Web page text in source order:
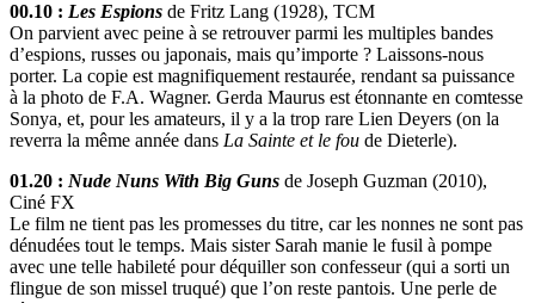
00.10 : Les Espions de Fritz Lang (1928), TCM
On parvient avec peine à se retrouver parmi les multiples bandes
d’espions, russes ou japonais, mais qu’importe ? Laissons-nous
porter. La copie est magnifiquement restaurée, rendant sa puissance
à la photo de F.A. Wagner. Gerda Maurus est étonnante en comtesse
Sonya, et, pour les amateurs, il y a la trop rare Lien Deyers (on la
reverra la même année dans La Sainte et le fou de Dieterle).
01.20 : Nude Nuns With Big Guns de Joseph Guzman (2010),
Ciné FX
Le film ne tient pas les promesses du titre, car les nonnes ne sont pas
dénudées tout le temps. Mais sister Sarah manie le fusil à pompe
avec une telle habileté pour déquiller son confesseur (qui a sorti un
flingue de son missel truqué) que l’on reste pantois. Une perle de